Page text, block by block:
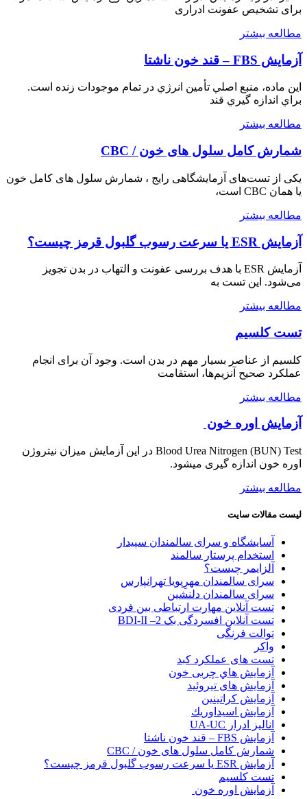
برای تشخیص عفونت ادراری
مطالعه بيشتر
آزمایش FBS – قند خون ناشتا
اين ماده، منبع اصلي تأمين انرژي در تمام موجودات زنده است.
براي اندازه گيري قند
مطالعه بيشتر
شمارش کامل سلول های خون / CBC
یکی از تست‌های آزمایشگاهی رایج ، شمارش سلول های کامل خون
یا همان CBC است،
مطالعه بيشتر
آزمایش ESR یا سرعت رسوب گلبول قرمز چیست؟
آزمایش ESR با هدف بررسی عفونت و التهاب در بدن تجویز
می‌شود. این تست به
مطالعه بيشتر
تست کلسیم
کلسيم از عناصر بسيار مهم در بدن است. وجود آن برای انجام
عملکرد صحیح آنزيم‌ها، استقامت
مطالعه بيشتر
آزمایش اوره خون
Blood Urea Nitrogen (BUN) Test در این آزمایش میزان نیتروژن
اوره خون اندازه گیری میشود.
مطالعه بيشتر
ليست مقالات سايت
آسایشگاه و سرای سالمندان سپیدار
استخدام پرستار سالمند
آلزایمر چیست؟
سرای سالمندان مهرِپویا تهرانپارس
سرای سالمندان دلنشین
تست آنلاین مهارت ارتباطی بین فردی
تست آنلاين افسردگی بک 2– BDI-II
توالت فرنگی
واکر
تست های عملکرد کبد
آزمایش هاي چربی خون
آزمایش های تیروئید
آزمايش كراتينين
آزمايش اسيداوريك
انالیز ادرار UA-UC
آزمایش FBS – قند خون ناشتا
شمارش کامل سلول های خون / CBC
آزمایش ESR یا سرعت رسوب گلبول قرمز چیست؟
تست کلسیم
آزمایش اوره خون